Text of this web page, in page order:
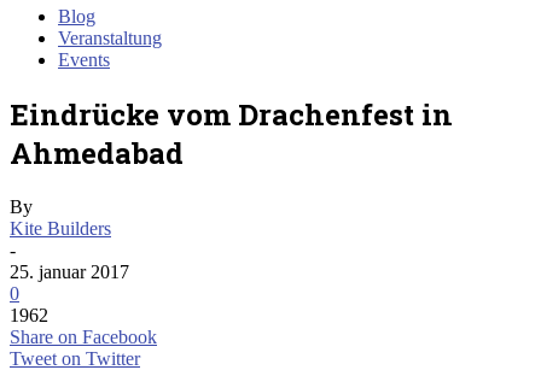
Blog
Veranstaltung
Events
Eindrücke vom Drachenfest in
Ahmedabad
By
Kite Builders
-
25. januar 2017
0
1962
Share on Facebook
Tweet on Twitter